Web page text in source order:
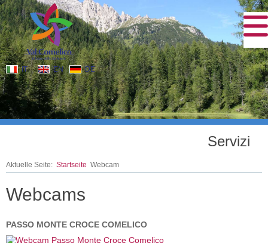
IT EN DE
Servizi
Aktuelle Seite: Startseite Webcam
Webcams
PASSO MONTE CROCE COMELICO